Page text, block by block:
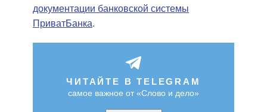
документации банковской системы
ПриватБанка.
ЧИТАЙТЕ В TELEGRAM
самое важное от «Слово и дело»